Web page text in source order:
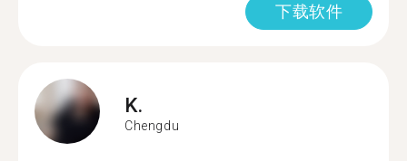
下载软件
K.
Chengdu